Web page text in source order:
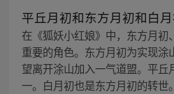
平丘月初和东方月初和白
在《狐妖小红娘》中，东方月初
重要的角色。东方月初为实现涂
望离开涂山加入一气道盟。平丘
一。白月初也是东方月初的转世